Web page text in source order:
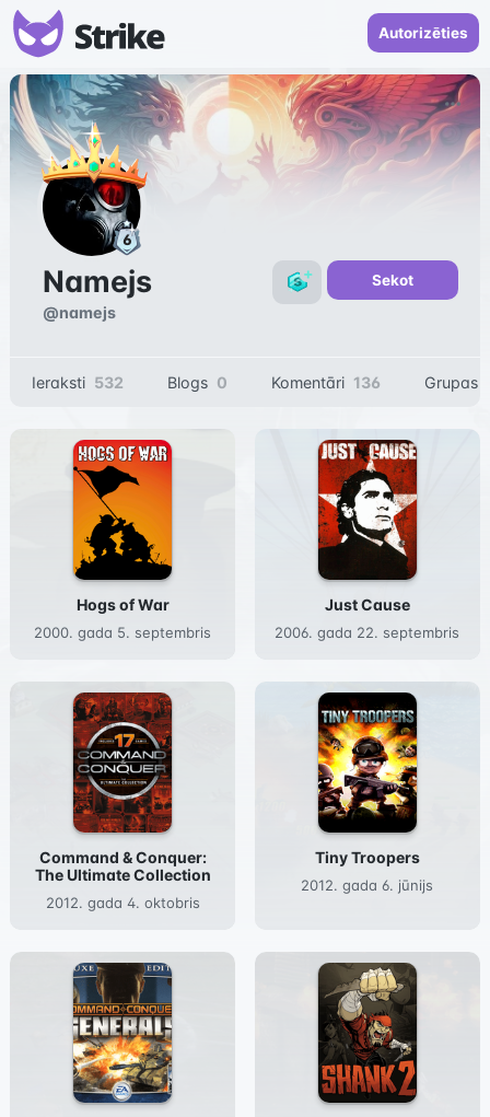
Autorizēties
Namejs
@namejs
Sekot
Ieraksti 532 Blogs 0 Komentāri 136 Grupas
Hogs of War
2000. gada 5. septembris
Just Cause
2006. gada 22. septembris
Command & Conquer:
The Ultimate Collection
2012. gada 4. oktobris
Tiny Troopers
2012. gada 6. jūnijs